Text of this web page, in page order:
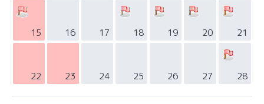
15 16 17 18 19 20 21
22 23 24 25 26 27 28